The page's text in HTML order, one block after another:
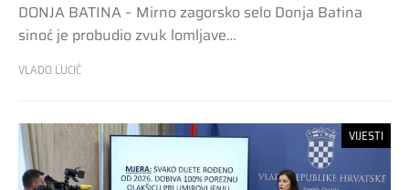
DONJA BATINA – Mirno zagorsko selo Donja Batina
sinoć je probudio zvuk lomljave…
VLADO LUCIĆ
VIJESTI